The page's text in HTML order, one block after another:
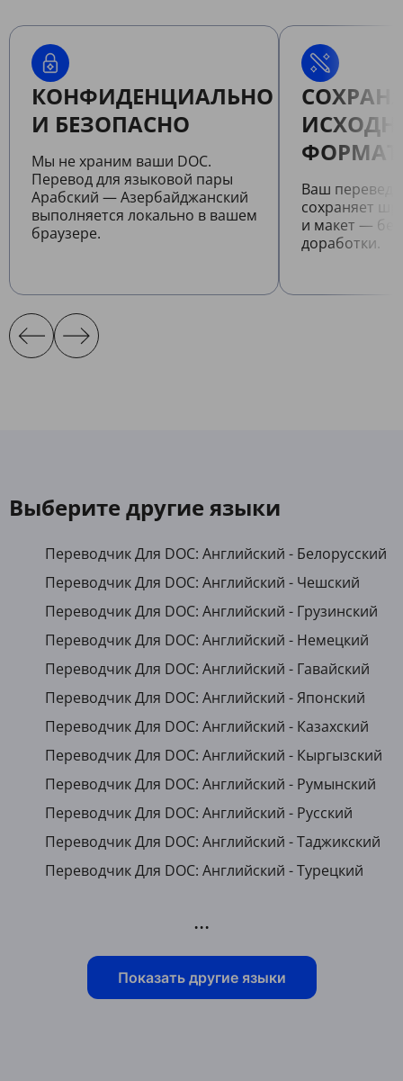
КОНФИДЕНЦИАЛЬНО
И БЕЗОПАСНО
Мы не храним ваши DOC.
Перевод для языковой пары
Арабский — Азербайджанский
выполняется локально в вашем
браузере.
Ваш
сохраняет
и макет —
доработки.
Выберите другие языки
Переводчик Для DOC: Английский - Белорусский
Переводчик Для DOC: Английский - Чешский
Переводчик Для DOC: Английский - Грузинский
Переводчик Для DOC: Английский - Немецкий
Переводчик Для DOC: Английский - Гавайский
Переводчик Для DOC: Английский - Японский
Переводчик Для DOC: Английский - Казахский
Переводчик Для DOC: Английский - Кыргызский
Переводчик Для DOC: Английский - Румынский
Переводчик Для DOC: Английский - Русский
Переводчик Для DOC: Английский - Таджикский
Переводчик Для DOC: Английский - Турецкий
...
Показать другие языки